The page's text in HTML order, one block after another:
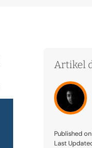
Artikel
Published
Last